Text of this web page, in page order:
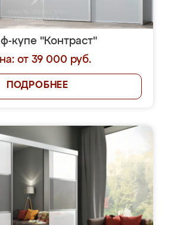
купе "Контраст"
от 39 000 руб.
ПОДРОБНЕЕ